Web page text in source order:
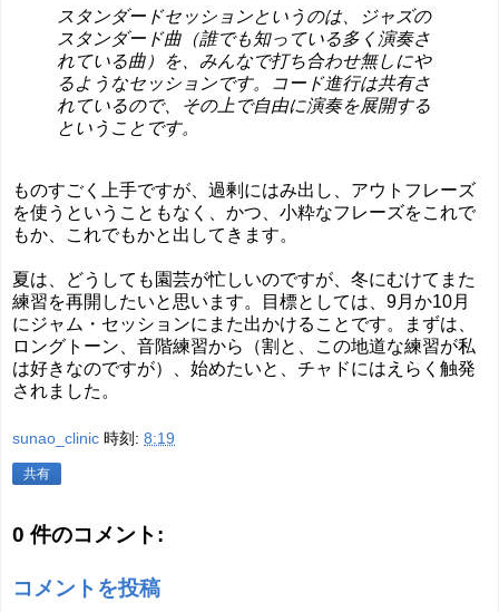
スタンダードセッションというのは、ジャズの
スタンダード曲（誰でも知っている多く演奏さ
れている曲）を、みんなで打ち合わせ無しにや
るようなセッションです。コード進行は共有さ
れているので、その上で自由に演奏を展開する
ということです。
ものすごく上手ですが、過剰にはみ出し、アウトフレーズ
を使うということもなく、かつ、小粋なフレーズをこれで
もか、これでもかと出してきます。
夏は、どうしても園芸が忙しいのですが、冬にむけてまた
練習を再開したいと思います。目標としては、9月か10月
にジャム・セッションにまた出かけることです。まずは、
ロングトーン、音階練習から（割と、この地道な練習が私
は好きなのですが）、始めたいと、チャドにはえらく触発
されました。
sunao_clinic 時刻: 8:19
共有
0 件のコメント:
コメントを投稿